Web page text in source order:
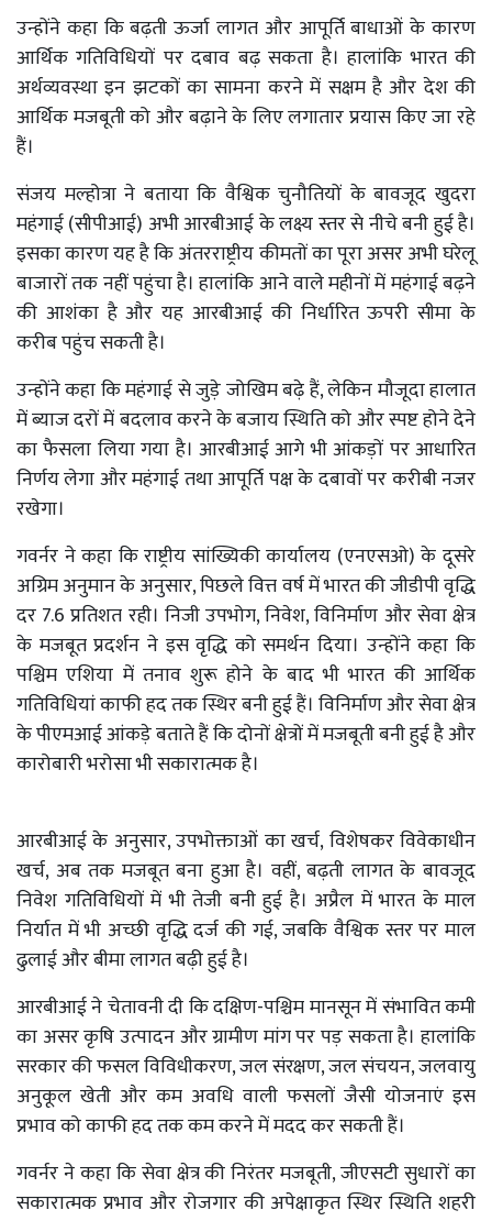
उन्होंने कहा कि बढ़ती ऊर्जा लागत और आपूर्ति बाधाओं के कारण
आर्थिक गतिविधियों पर दबाव बढ़ सकता है। हालांकि भारत की
अर्थव्यवस्था इन झटकों का सामना करने में सक्षम है और देश की
आर्थिक मजबूती को और बढ़ाने के लिए लगातार प्रयास किए जा रहे
हैं।
संजय मल्होत्रा ने बताया कि वैश्विक चुनौतियों के बावजूद खुदरा
महंगाई (सीपीआई) अभी आरबीआई के लक्ष्य स्तर से नीचे बनी हुई है।
इसका कारण यह है कि अंतरराष्ट्रीय कीमतों का पूरा असर अभी घरेलू
बाजारों तक नहीं पहुंचा है। हालांकि आने वाले महीनों में महंगाई बढ़ने
की आशंका है और यह आरबीआई की निर्धारित ऊपरी सीमा के
करीब पहुंच सकती है।
उन्होंने कहा कि महंगाई से जुड़े जोखिम बढ़े हैं, लेकिन मौजूदा हालात
में ब्याज दरों में बदलाव करने के बजाय स्थिति को और स्पष्ट होने देने
का फैसला लिया गया है। आरबीआई आगे भी आंकड़ों पर आधारित
निर्णय लेगा और महंगाई तथा आपूर्ति पक्ष के दबावों पर करीबी नजर
रखेगा।
गवर्नर ने कहा कि राष्ट्रीय सांख्यिकी कार्यालय (एनएसओ) के दूसरे
अग्रिम अनुमान के अनुसार, पिछले वित्त वर्ष में भारत की जीडीपी वृद्धि
दर 7.6 प्रतिशत रही। निजी उपभोग, निवेश, विनिर्माण और सेवा क्षेत्र
के मजबूत प्रदर्शन ने इस वृद्धि को समर्थन दिया। उन्होंने कहा कि
पश्चिम एशिया में तनाव शुरू होने के बाद भी भारत की आर्थिक
गतिविधियां काफी हद तक स्थिर बनी हुई हैं। विनिर्माण और सेवा क्षेत्र
के पीएमआई आंकड़े बताते हैं कि दोनों क्षेत्रों में मजबूती बनी हुई है और
कारोबारी भरोसा भी सकारात्मक है।
आरबीआई के अनुसार, उपभोक्ताओं का खर्च, विशेषकर विवेकाधीन
खर्च, अब तक मजबूत बना हुआ है। वहीं, बढ़ती लागत के बावजूद
निवेश गतिविधियों में भी तेजी बनी हुई है। अप्रैल में भारत के माल
निर्यात में भी अच्छी वृद्धि दर्ज की गई, जबकि वैश्विक स्तर पर माल
ढुलाई और बीमा लागत बढ़ी हुई है।
आरबीआई ने चेतावनी दी कि दक्षिण-पश्चिम मानसून में संभावित कमी
का असर कृषि उत्पादन और ग्रामीण मांग पर पड़ सकता है। हालांकि
सरकार की फसल विविधीकरण, जल संरक्षण, जल संचयन, जलवायु
अनुकूल खेती और कम अवधि वाली फसलों जैसी योजनाएं इस
प्रभाव को काफी हद तक कम करने में मदद कर सकती हैं।
गवर्नर ने कहा कि सेवा क्षेत्र की निरंतर मजबूती, जीएसटी सुधारों का
सकारात्मक प्रभाव और रोजगार की अपेक्षाकृत स्थिर स्थिति शहरी